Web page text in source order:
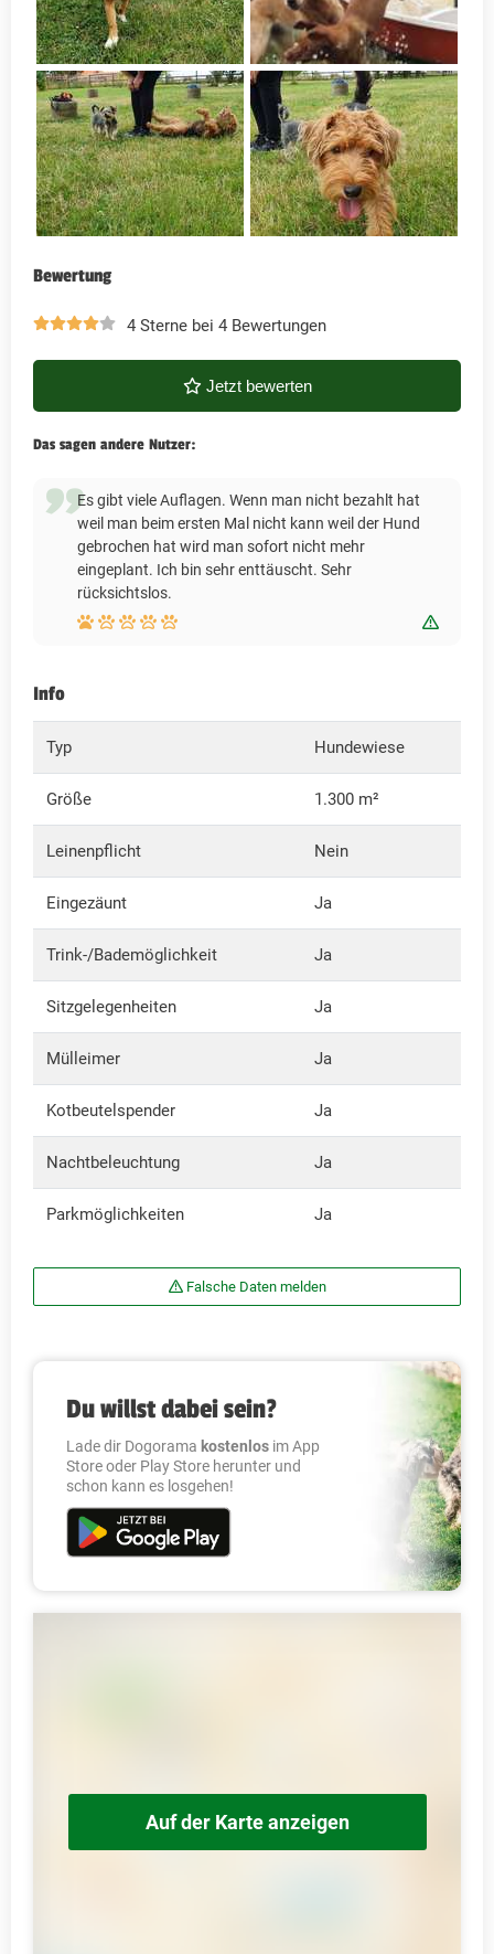
Bewertung
4 Sterne bei 4 Bewertungen
Jetzt bewerten
Das sagen andere Nutzer:
Es gibt viele Auflagen. Wenn man nicht bezahlt hat
weil man beim ersten Mal nicht kann weil der Hund
gebrochen hat wird man sofort nicht mehr
eingeplant. Ich bin sehr enttäuscht. Sehr
rücksichtslos.
Info
Typ Hundewiese
Größe 1.300 m²
Leinenpflicht Nein
Eingezäunt Ja
Trink-/Bademöglichkeit Ja
Sitzgelegenheiten Ja
Mülleimer Ja
Kotbeutelspender Ja
Nachtbeleuchtung Ja
Parkmöglichkeiten Ja
Falsche Daten melden
Du willst dabei sein?
Lade dir Dogorama kostenlos im App
Store oder Play Store herunter und
schon kann es losgehen!
Auf der Karte anzeigen